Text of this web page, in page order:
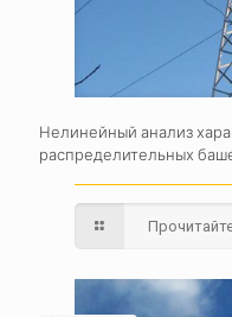
Нелинейный анализ
распределительных